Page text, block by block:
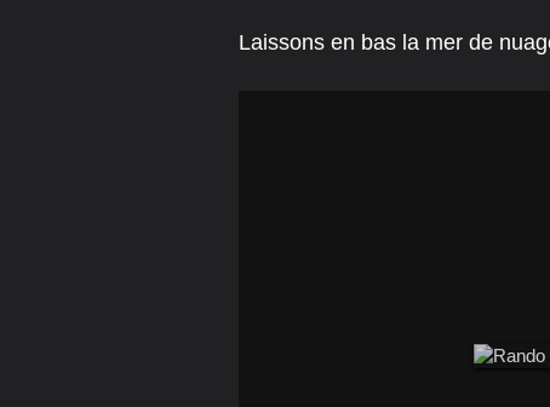
Laissons en bas la mer de